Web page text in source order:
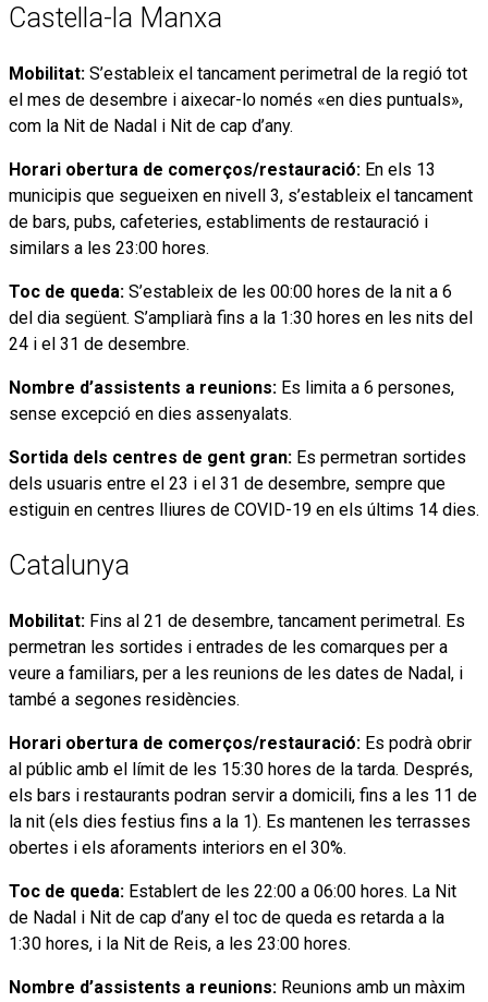
Castella-la Manxa
Mobilitat: S’estableix el tancament perimetral de la regió tot
el mes de desembre i aixecar-lo només «en dies puntuals»,
com la Nit de Nadal i Nit de cap d’any.
Horari obertura de comerços/restauració: En els 13
municipis que segueixen en nivell 3, s’estableix el tancament
de bars, pubs, cafeteries, establiments de restauració i
similars a les 23:00 hores.
Toc de queda: S’estableix de les 00:00 hores de la nit a 6
del dia següent. S’ampliarà fins a la 1:30 hores en les nits del
24 i el 31 de desembre.
Nombre d’assistents a reunions: Es limita a 6 persones,
sense excepció en dies assenyalats.
Sortida dels centres de gent gran: Es permetran sortides
dels usuaris entre el 23 i el 31 de desembre, sempre que
estiguin en centres lliures de COVID-19 en els últims 14 dies.
Catalunya
Mobilitat: Fins al 21 de desembre, tancament perimetral. Es
permetran les sortides i entrades de les comarques per a
veure a familiars, per a les reunions de les dates de Nadal, i
també a segones residències.
Horari obertura de comerços/restauració: Es podrà obrir
al públic amb el límit de les 15:30 hores de la tarda. Després,
els bars i restaurants podran servir a domicili, fins a les 11 de
la nit (els dies festius fins a la 1). Es mantenen les terrasses
obertes i els aforaments interiors en el 30%.
Toc de queda: Establert de les 22:00 a 06:00 hores. La Nit
de Nadal i Nit de cap d’any el toc de queda es retarda a la
1:30 hores, i la Nit de Reis, a les 23:00 hores.
Nombre d’assistents a reunions: Reunions amb un màxim